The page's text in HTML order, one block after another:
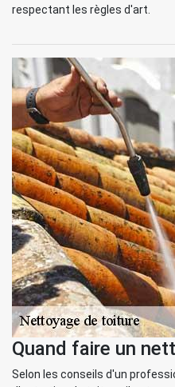
respectant les règles d'art.
Quand faire un
Selon les conseils d'un